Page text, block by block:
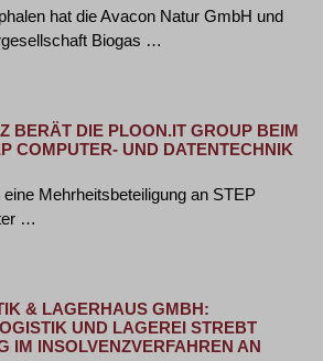
hat die Avacon Natur GmbH und
Biogas …
BERÄT DIE PLOON.IT GROUP BEIM
COMPUTER- UND DATENTECHNIK
Mehrheitsbeteiligung an STEP
…
& LAGERHAUS GMBH:
UND LAGEREI STREBT
IM INSOLVENZVERFAHREN AN